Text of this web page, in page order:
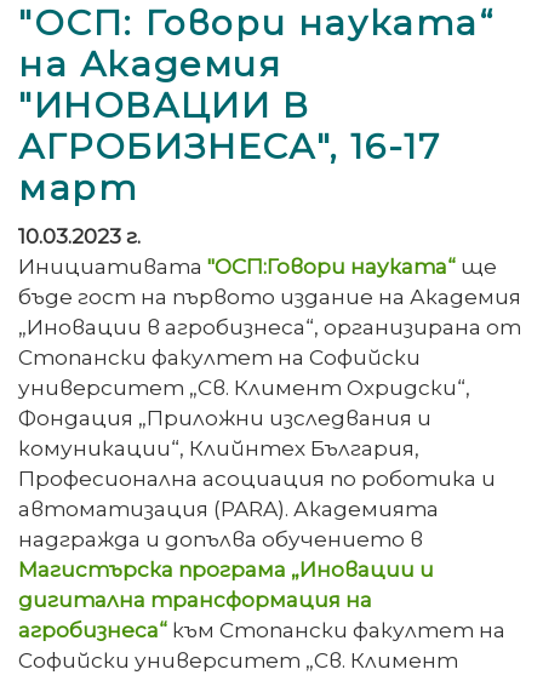
"ОСП: Говори науката“
на Академия
"ИНОВАЦИИ В
АГРОБИЗНЕСА", 16-17
март
10.03.2023 г.
Инициативата "ОСП:Говори науката“ ще
бъде гост на първото издание на Академия
„Иновации в агробизнеса“, организирана от
Стопански факултет на Софийски
университет „Св. Климент Охридски“,
Фондация „Приложни изследвания и
комуникации“, Клийнтех България,
Професионална асоциация по роботика и
автоматизация (PARA). Академията
надгражда и допълва обучението в
Магистърска програма „Иновации и
дигитална трансформация на
агробизнеса“ към Стопански факултет на
Софийски университет „Св. Климент